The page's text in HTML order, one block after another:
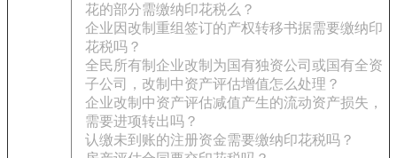
花的部分需缴纳印花税么？
企业因改制重组签订的产权转移书据需要缴纳印
花税吗？
全民所有制企业改制为国有独资公司或国有全资
子公司，改制中资产评估增值怎么处理？
企业改制中资产评估减值产生的流动资产损失，
需要进项转出吗？
认缴未到账的注册资金需要缴纳印花税吗？